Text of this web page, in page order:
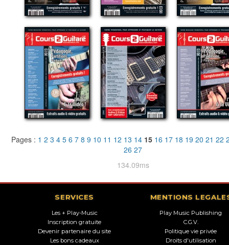
Pages : 1 2 3 4 5 6 7 8 9 10 11 12 13 14 15 16 17 18 19 20 21 22
26 27
134.09ms
SERVICES
Les + Play-Music
Inscription gratuite
Devenir partenaire du site
Les bons cadeaux
MENTIONS
Play Music Publishing
C.G.V.
Politique vie privée
Droits d'utilisation